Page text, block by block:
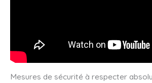
Mesures de sécurité à respecter